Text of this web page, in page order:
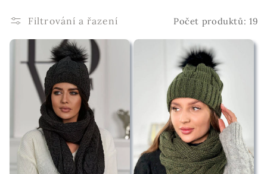
l
e
k
c
e
:
Filtrování a řazení Počet produktů: 19